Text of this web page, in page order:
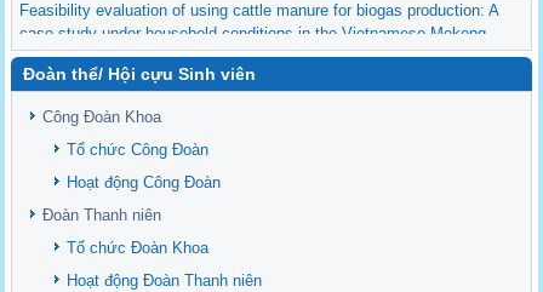
Feasibility evaluation of using cattle manure for biogas production: A
case study under household conditions in the Vietnamese Mekong
Delta
Sediment properties in flood-based farming systems in the Vietnamese
upstream Mekong Delta
Danh mục tạp chí xuất bản Quốc Tế 2026
Danh Mục các Đề Tài NCKH cấp Tỉnh năm 2024
Văn bản - Quy định
Ban chấp hành Đảng bộ khoa
Đoàn thể/ Hội cựu Sinh viên
Công Đoàn Khoa
Tổ chức Công Đoàn
Hoạt động Công Đoàn
Đoàn Thanh niên
Tổ chức Đoàn Khoa
Hoạt động Đoàn Thanh niên